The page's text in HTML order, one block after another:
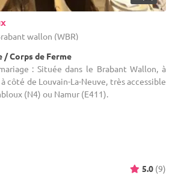
wallon (WBR)
/ Corps de Ferme
: Située dans le Brabant Wallon, à
côté de Louvain-La-Neuve, très accessible
(N4) ou Namur (E411).
5.0 (9)